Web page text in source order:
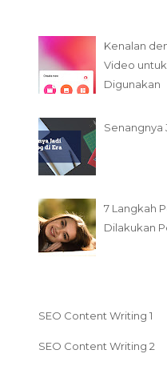
Kenalan
Video
Digunakan
Senangnya
7 Langkah
Dilakukan
SEO Content Writing 1
SEO Content Writing 2